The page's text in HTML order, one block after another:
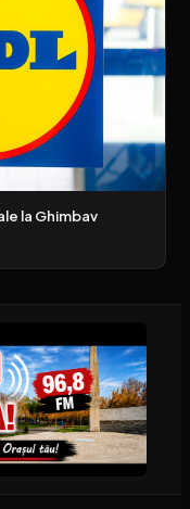
la Ghimbav